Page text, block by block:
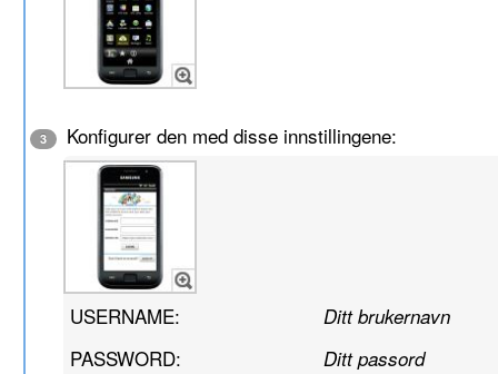
3 Konfigurer den med disse innstillingene:
USERNAME: Ditt brukernavn
PASSWORD: Ditt passord